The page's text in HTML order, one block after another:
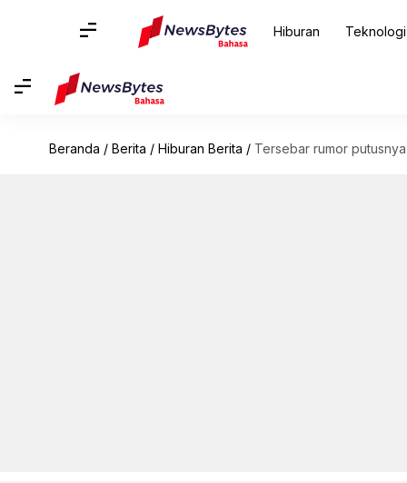
Hiburan Teknologi
Beranda / Berita / Hiburan Berita / Tersebar rumor